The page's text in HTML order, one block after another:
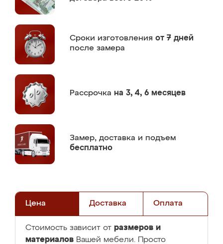
Сроки изготовления от 7 дней
после замера
Рассрочка на 3, 4, 6 месяцев
Замер, доставка и подъем
бесплатно
Цена Доставка Оплата
Стоимость зависит от размеров и
материалов Вашей мебели. Просто